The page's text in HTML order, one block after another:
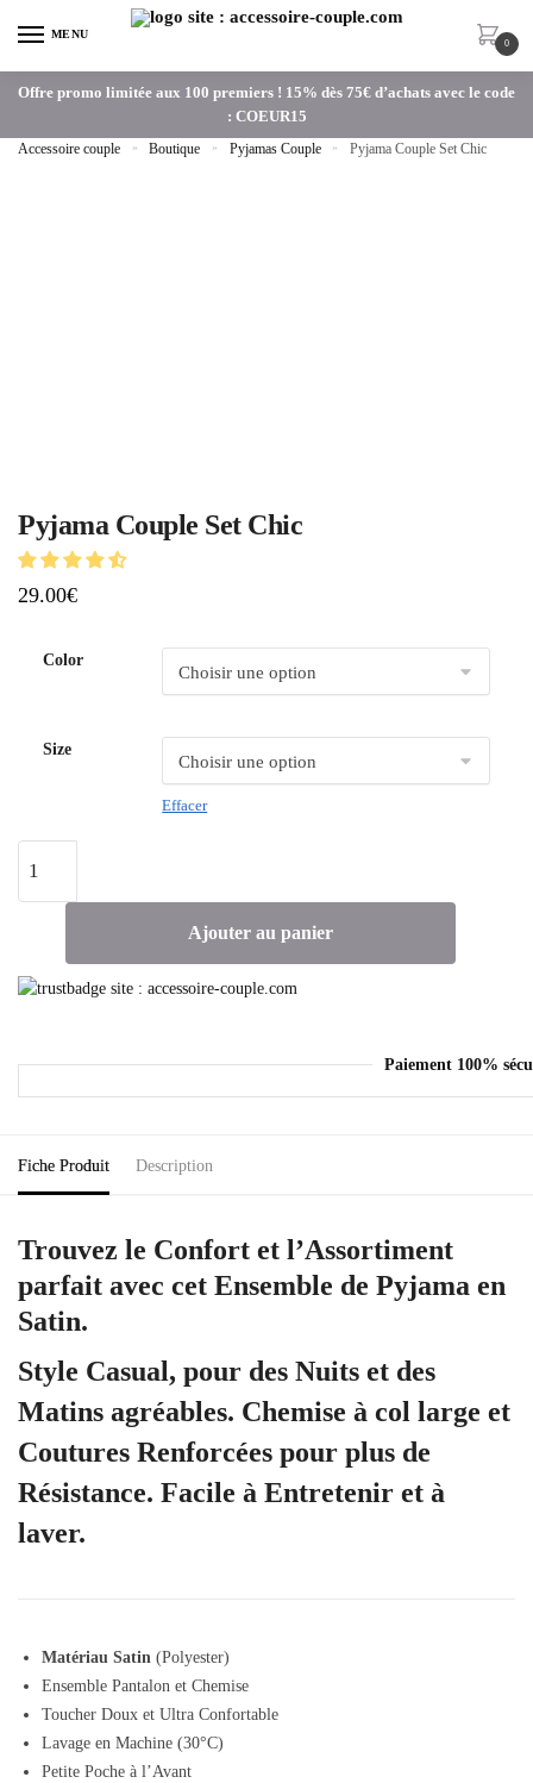
MENU
0
Offre promo limitée aux 100 premiers ! 15% dès 75€ d’achats avec le code
: COEUR15
Accessoire couple » Boutique » Pyjamas Couple » Pyjama Couple Set Chic
Pyjama Couple Set Chic
29.00€
Color
Size
Effacer
Ajouter au panier
Paiement 100%
Fiche Produit Description
Trouvez le Confort et l’Assortiment
parfait avec cet Ensemble de Pyjama en
Satin.
Style Casual, pour des Nuits et des
Matins agréables. Chemise à col large et
Coutures Renforcées pour plus de
Résistance. Facile à Entretenir et à
laver.
Matériau Satin (Polyester)
Ensemble Pantalon et Chemise
Toucher Doux et Ultra Confortable
Lavage en Machine (30°C)
Petite Poche à l’Avant